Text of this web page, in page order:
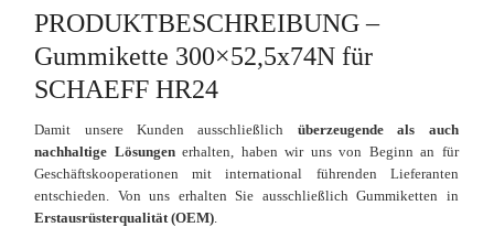
PRODUKTBESCHREIBUNG –
Gummikette 300×52,5x74N für
SCHAEFF HR24
Damit unsere Kunden ausschließlich überzeugende als auch
nachhaltige Lösungenerhalten, haben wir uns von Beginn an für
Geschäftskooperationen mit international führenden Lieferanten
entschieden. Von uns erhalten Sie ausschließlich Gummiketten in
Erstausrüsterqualität (OEM).